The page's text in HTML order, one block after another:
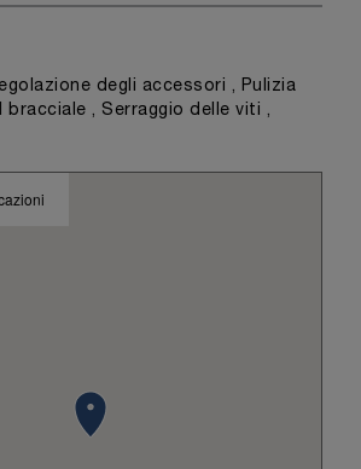
degli accessori , Pulizia
bracciale , Serraggio delle viti ,